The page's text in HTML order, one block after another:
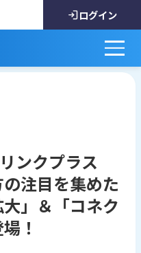
ログイン
ンクプラス
注目を集めた
大」＆「コネク
！